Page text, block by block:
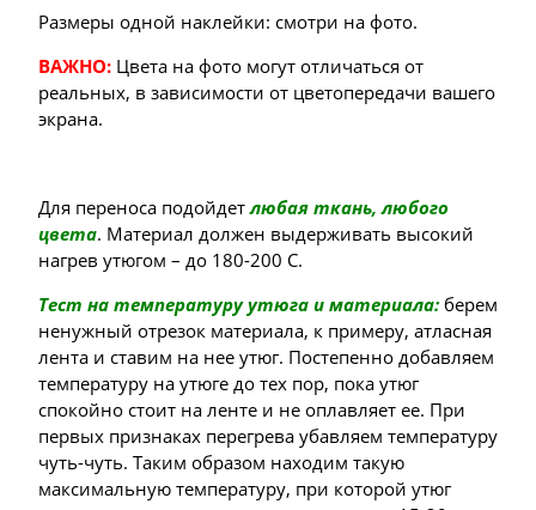
Размеры одной наклейки: смотри на фото.
ВАЖНО: Цвета на фото могут отличаться от
реальных, в зависимости от цветопередачи вашего
экрана.
Для переноса подойдетлюбая ткань, любого
цвета. Материал должен выдерживать высокий
нагрев утюгом – до 180-200 С.
Тест на температуру утюга и материала: берем
ненужный отрезок материала, к примеру, атласная
лента и ставим на нее утюг. Постепенно добавляем
температуру на утюге до тех пор, пока утюг
спокойно стоит на ленте и не оплавляет ее. При
первых признаках перегрева убавляем температуру
чуть-чуть. Таким образом находим такую
максимальную температуру, при которой утюг